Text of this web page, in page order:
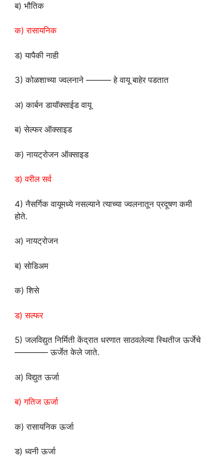
ब) भौतिक
क) रासायनिक
ड) यापैकी नाही
3) कोळशाच्या ज्वलनाने ——— हेवायू बाहेर पडतात
अ) कार्बन डायॉक्साईड वायू
ब) सेल्फर ऑक्साइड
क) नायट्रोजन ऑक्साइड
ड) वरील सर्व
4) नैसर्गिकवायूमध्ये नसल्याने त्याच्या ज्वलनातून प्रदूषण कमी
होते.
अ) नायट्रोजन
ब) सोडिअम
क) शिसे
ड) सल्फर
5) जलविद्युत निर्मिती केंद्रात धरणात साठवलेल्या स्थितीज ऊर्जेचे
———— ऊर्जेतकेले जाते.
अ) विद्युत ऊर्जा
ब) गतिज ऊर्जा
क) रासायनिक ऊर्जा
ड) ध्वनी ऊर्जा